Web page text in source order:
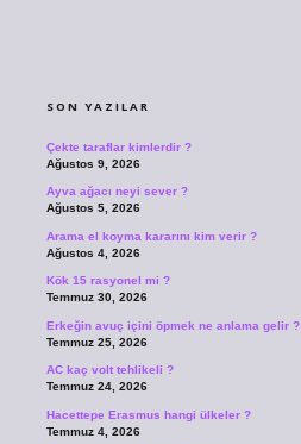
SON YAZILAR
Çekte taraflar kimlerdir ?
Ağustos 9, 2026
Ayva ağacı neyi sever ?
Ağustos 5, 2026
Arama el koyma kararını kim verir ?
Ağustos 4, 2026
Kök 15 rasyonel mi ?
Temmuz 30, 2026
Erkeğin avuç içini öpmek ne anlama gelir ?
Temmuz 25, 2026
AC kaç volt tehlikeli ?
Temmuz 24, 2026
Hacettepe Erasmus hangi ülkeler ?
Temmuz 4, 2026